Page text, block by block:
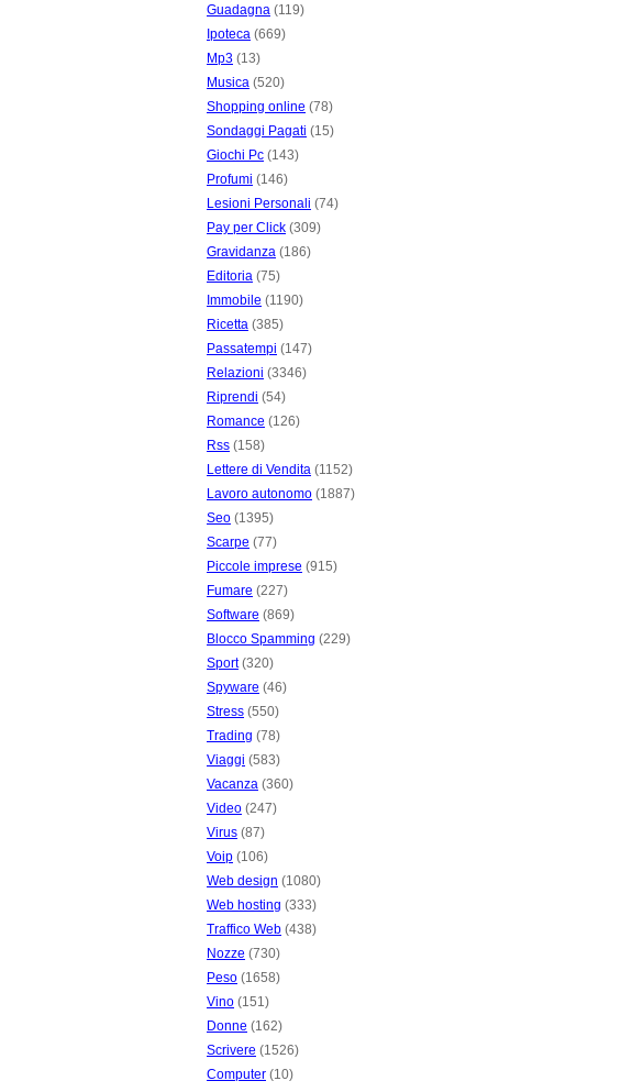
Guadagna (119)
Ipoteca (669)
Mp3 (13)
Musica (520)
Shopping online (78)
Sondaggi Pagati (15)
Giochi Pc (143)
Profumi (146)
Lesioni Personali (74)
Pay per Click (309)
Gravidanza (186)
Editoria (75)
Immobile (1190)
Ricetta (385)
Passatempi (147)
Relazioni (3346)
Riprendi (54)
Romance (126)
Rss (158)
Lettere di Vendita (1152)
Lavoro autonomo (1887)
Seo (1395)
Scarpe (77)
Piccole imprese (915)
Fumare (227)
Software (869)
Blocco Spamming (229)
Sport(320)
Spyware (46)
Stress (550)
Trading (78)
Viaggi (583)
Vacanza (360)
Video (247)
Virus (87)
Voip (106)
Web design (1080)
Web hosting (333)
Traffico Web (438)
Nozze (730)
Peso (1658)
Vino (151)
Donne (162)
Scrivere (1526)
Computer (10)